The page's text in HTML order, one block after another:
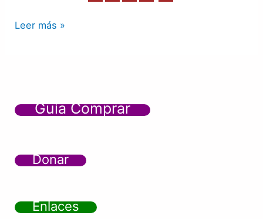
Leer más »
Guía Comprar
Donar
Enlaces